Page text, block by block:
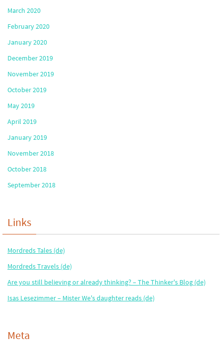
March 2020
February 2020
January 2020
December 2019
November 2019
October 2019
May 2019
April 2019
January 2019
November 2018
October 2018
September 2018
Links
Mordreds Tales (de)
Mordreds Travels (de)
Are you still believing or already thinking? – The Thinker's Blog (de)
Isas Lesezimmer – Mister We's daughter reads (de)
Meta